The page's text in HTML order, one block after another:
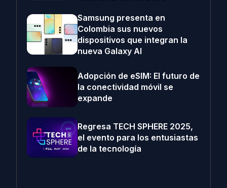
Samsung presenta en
Colombia sus nuevos
dispositivos que integran la
nueva Galaxy AI
Adopción de eSIM: El futuro de
la conectividad móvil se
expande
Regresa TECH SPHERE 2025,
el evento para los entusiastas
de la tecnología